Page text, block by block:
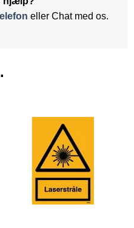
eller Chat med os.